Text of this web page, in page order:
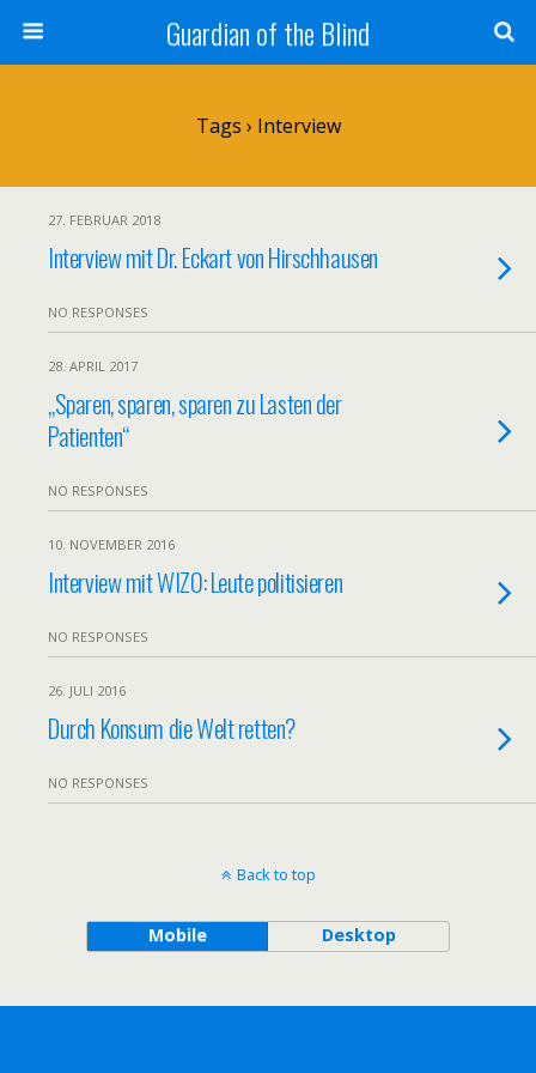
Guardian of the Blind
Tags › Interview
27. FEBRUAR 2018
Interview mit Dr. Eckart von Hirschhausen
NO RESPONSES
28. APRIL 2017
„Sparen, sparen, sparen zu Lasten der
Patienten“
NO RESPONSES
10. NOVEMBER 2016
Interview mit WIZO: Leute politisieren
NO RESPONSES
26. JULI 2016
Durch Konsum die Welt retten?
NO RESPONSES
Back to top
Mobile Desktop